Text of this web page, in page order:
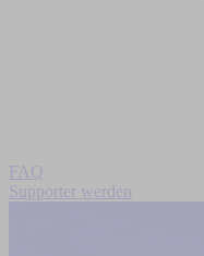
FAQ
Supporter werden